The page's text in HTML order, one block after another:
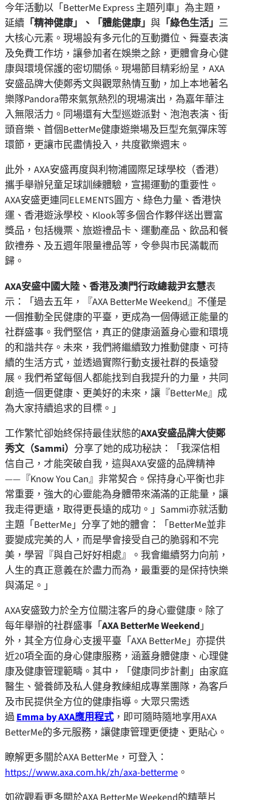
今年活動以「BetterMe Express 主題列車」為主題，
延續 「精神健康」、「體能健康」 與 「綠色生活」 三
大核心元素。現場設有多元化的互動攤位、舞臺表演
及免費工作坊，讓參加者在娛樂之餘，更體會身心健
康與環境保護的密切關係。現場節目精彩紛呈，AXA
安盛品牌大使鄭秀文與觀眾熱情互動，加上本地著名
樂隊Pandora帶來氣氛熱烈的現場演出，為嘉年華注
入無限活力。同場還有大型巡遊派對、泡泡表演、街
頭音樂、首個BetterMe健康遊樂場及巨型充氣彈床等
環節，更讓市民盡情投入，共度歡樂週末。
此外，AXA安盛再度與利物浦國際足球學校（香港）
攜手舉辦兒童足球訓練體驗，宣揚運動的重要性。
AXA安盛更連同ELEMENTS圓方、綠色力量、香港快
運、香港遊泳學校、Klook等多個合作夥伴送出豐富
獎品，包括機票、旅遊禮品卡、運動產品、飲品和餐
飲禮券、及五週年限量禮品等，令參與市民滿載而
歸。
AXA安盛中國大陸、香港及澳門行政總裁尹玄慧表
示：「過去五年，『AXA BetterMe Weekend』不僅是
一個推動全民健康的平臺，更成為一個傳遞正能量的
社群盛事。我們堅信，真正的健康涵蓋身心靈和環境
的和諧共存。未來，我們將繼續致力推動健康、可持
續的生活方式，並透過實際行動支援社群的長遠發
展。我們希望每個人都能找到自我提升的力量，共同
創造一個更健康、更美好的未來，讓『BetterMe』成
為大家持續追求的目標。」
工作繁忙卻始終保持最佳狀態的AXA安盛品牌大使鄭
秀文（Sammi） 分享了她的成功秘訣：「我深信相
信自己，才能突破自我，這與AXA安盛的品牌精神
——『Know You Can』非常契合。保持身心平衡也非
常重要，強大的心靈能為身體帶來滿滿的正能量，讓
我走得更遠，取得更長遠的成功。」Sammi亦就活動
主題「BetterMe」分享了她的體會：「BetterMe並非
要變成完美的人，而是學會接受自己的脆弱和不完
美，學習『與自己好好相處』。我會繼續努力向前，
人生的真正意義在於盡力而為，最重要的是保持快樂
與滿足。」
AXA安盛致力於全方位關注客戶的身心靈健康。除了
每年舉辦的社群盛事「AXA BetterMe Weekend」
外，其全方位身心支援平臺「AXA BetterMe」亦提供
近20項全面的身心健康服務，涵蓋身體健康、心理健
康及健康管理範疇。其中，「健康同步計劃」由家庭
醫生、營養師及私人健身教練組成專業團隊，為客戶
及市民提供全方位的健康指導。大眾只需透
過Emma by AXA應用程式，即可隨時隨地享用AXA
BetterMe的多元服務，讓健康管理更便捷、更貼心。
瞭解更多關於AXA BetterMe，可登入：
https://www.axa.com.hk/zh/axa-betterme 。